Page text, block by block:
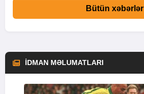
Bütün xəbərlər
İDMAN MƏLUMATLARI